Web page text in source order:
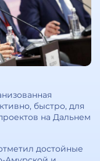
быстро, для
на Дальнем
достойные